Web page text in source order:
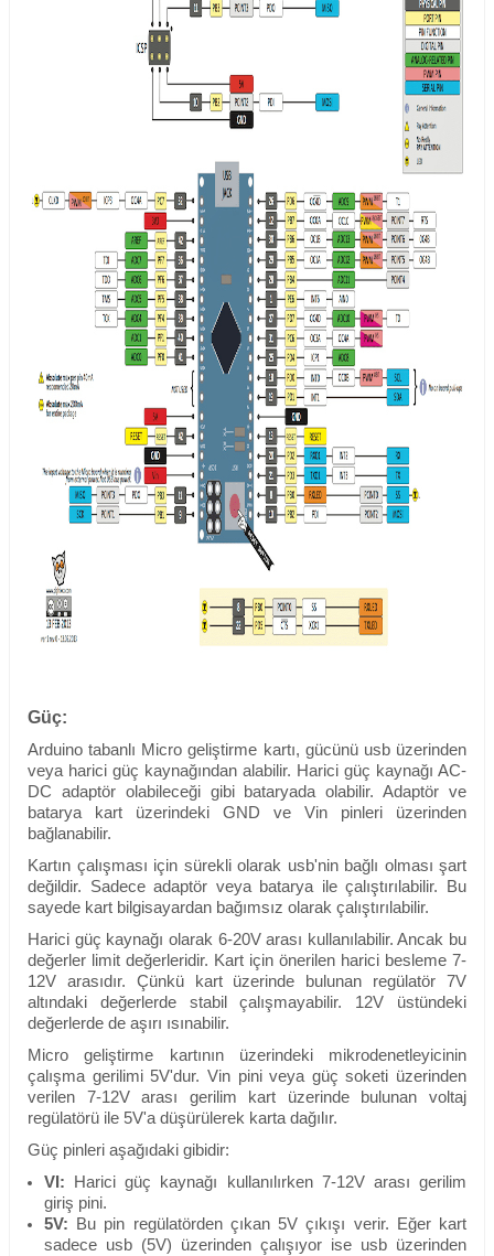
Güç:
Arduino tabanlı Micro geliştirme kartı, gücünü usb üzerinden
veya harici güç kaynağından alabilir. Harici güç kaynağı AC-
DC adaptör olabileceği gibi bataryada olabilir. Adaptör ve
batarya kart üzerindeki GND ve Vin pinleri üzerinden
bağlanabilir.
Kartın çalışması için sürekli olarak usb'nin bağlı olması şart
değildir. Sadece adaptör veya batarya ile çalıştırılabilir.
Bu
sayede kart bilgisayardan bağımsız olarak çalıştırılabilir.
Harici güç kaynağı olarak 6-20V arası kullanılabilir. Ancak bu
değerler limit değerleridir. Kart için önerilen harici besleme 7-
12V arasıdır. Çünkü kart üzerinde bulunan regülatör 7V
altındaki değerlerde stabil çalışmayabilir. 12V üstündeki
değerlerde de aşırı ısınabilir.
Micro geliştirme kartının üzerindeki mikrodenetleyicinin
çalışma gerilimi 5V'dur. Vin pini veya güç soketi üzerinden
verilen 7-12V arası gerilim kart üzerinde bulunan voltaj
regülatörü ile 5V'a düşürülerek karta dağılır.
Güç pinleri aşağıdaki gibidir:
VI:
Harici güç kaynağı kullanılırken 7-12V arası gerilim
giriş pini.
5V: Bu pin regülatörden çıkan 5V çıkışı verir. Eğer kart
sadece usb (5V) üzerinden çalışıyor ise usb üzerinden